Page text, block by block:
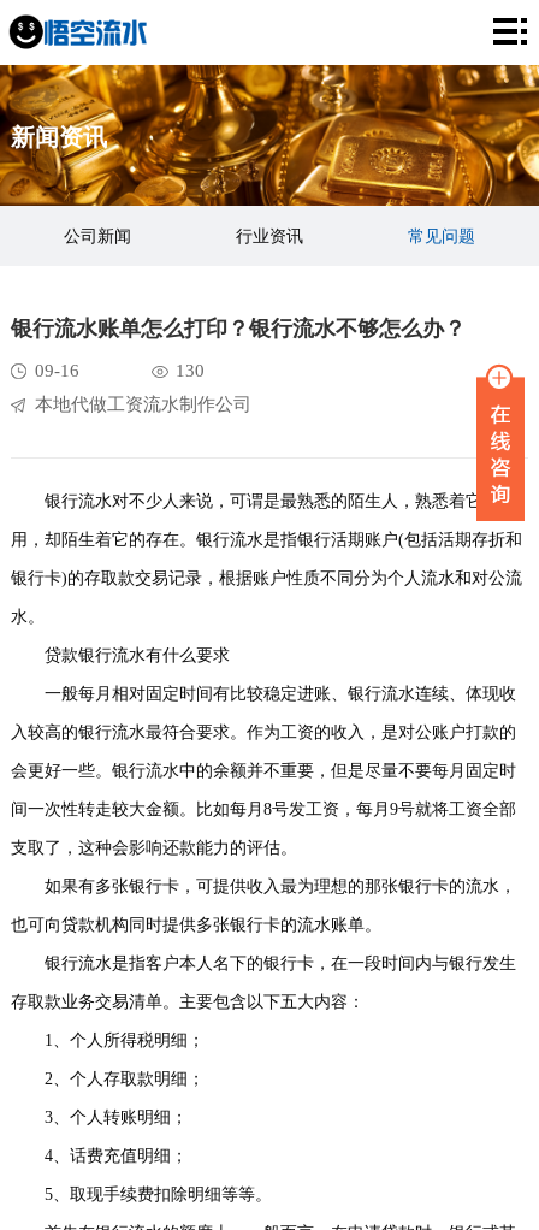
网
站
首
页
银
行
流
工
资
薪
水
项
新
闻
品
事
我
新闻资讯
公司新闻 行业资讯 常见问题
银行流水账单怎么打印？银行流水不够怎么办？
09-16
130
本地代做工资流水制作公司
银行流水对不少人来说，可谓是最熟悉的陌生人，熟悉着它的作
用，却陌生着它的存在。银行流水是指银行活期账户(包括活期存折和
银行卡)的存取款交易记录，根据账户性质不同分为个人流水和对公流
水。
贷款银行流水有什么要求
一般每月相对固定时间有比较稳定进账、银行流水连续、体现收
入较高的银行流水最符合要求。作为工资的收入，是对公账户打款的
会更好一些。银行流水中的余额并不重要，但是尽量不要每月固定时
间一次性转走较大金额。比如每月8号发工资，每月9号就将工资全部
支取了，这种会影响还款能力的评估。
如果有多张银行卡，可提供收入最为理想的那张银行卡的流水，
也可向贷款机构同时提供多张银行卡的流水账单。
银行流水是指客户本人名下的银行卡，在一段时间内与银行发生
存取款业务交易清单。主要包含以下五大内容：
1、个人所得税明细；
2、个人存取款明细；
3、个人转账明细；
4、话费充值明细；
5、取现手续费扣除明细等等。